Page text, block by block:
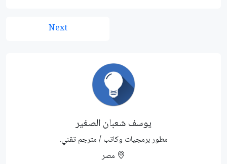
Next
يوسف شعبان الصغير
مطور برمجيات وكاتب / مترجم تقني.
مصر